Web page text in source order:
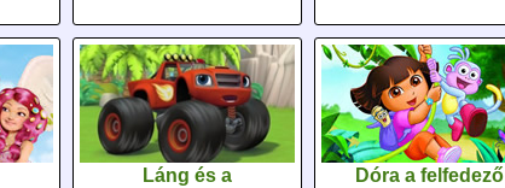
Láng és a
Dóra a felfedező